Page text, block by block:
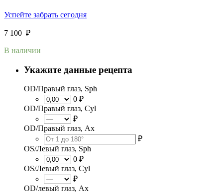
Успейте забрать сегодня
7 100 ₽
В наличии
Укажите данные рецепта
OD/Правый глаз, Sph
0 ₽
OD/Правый глаз, Cyl
₽
OD/Правый глаз, Ax
₽
OS/Левый глаз, Sph
0 ₽
OS/Левый глаз, Cyl
₽
OD/левый глаз, Ax